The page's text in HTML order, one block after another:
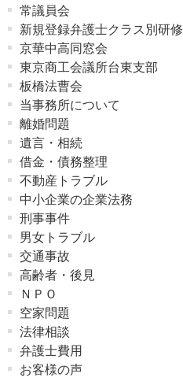
常議員会
新規登録弁護士クラス別研修
京華中高同窓会
東京商工会議所台東支部
板橋法曹会
当事務所について
離婚問題
遺言・相続
借金・債務整理
不動産トラブル
中小企業の企業法務
刑事事件
男女トラブル
交通事故
高齢者・後見
ＮＰＯ
空家問題
法律相談
弁護士費用
お客様の声